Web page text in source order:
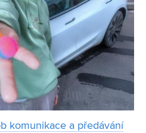
komunikace a předávání